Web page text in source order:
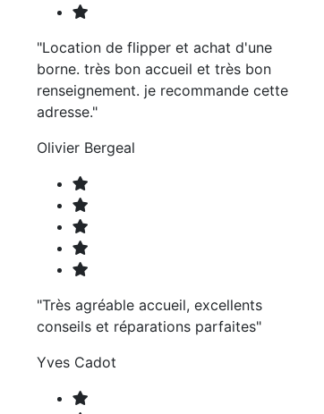
"Location de flipper et achat d'une
borne. très bon accueil et très bon
renseignement. je recommande cette
adresse."
Olivier Bergeal
"Très agréable accueil, excellents
conseils et réparations parfaites"
Yves Cadot